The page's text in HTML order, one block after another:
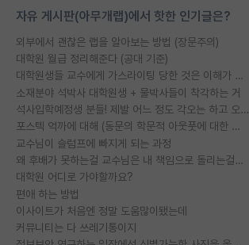
자유 게시판(아무개랩)에서 핫한 인기글은?
외부에서 괜찮은 랩을 알아보는 방법 (장문주의)
대학원 월급 정리해준다 (공대 기준)
대학원생들 교수에게 가스라이팅 당한 것은 이해가 갑니다. 안타깝네요.
소재분야 석박사 대학원생 + 물박사들이 착각하는 거
석사입학예정생 분들! 제발 어느 정도 각오는 하고 오세요.
포스텍 억까에 대해 (동문의 학문적 아웃풋에 대한 반박)
교수님이 슬럼프에 빠지게 되는 과정
왜 후배가 못하는걸 교수님은 내 책임으로 돌리는걸까요?
대학원 어디로 가야할까요?
편애 하는 방법
이사이트가 처음엔 정말 도움많이됐는데
커뮤니티는 다 쓰레기통이지